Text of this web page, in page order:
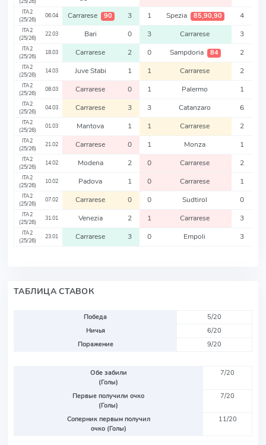
ITA2
(25/26)
06.04 Carrarese 90 3 1 Spezia 85,90,90 4
ITA2
(25/26)
22.03 Bari 0 3 Carrarese 3
ITA2
(25/26)
18.03 Carrarese 2 0 Sampdoria 84 2
ITA2
(25/26)
14.03 Juve Stabi 1 1 Carrarese 2
ITA2
(25/26)
08.03 Carrarese 0 1 Palermo 1
ITA2
(25/26)
04.03 Carrarese 3 3 Catanzaro 6
ITA2
(25/26)
01.03 Mantova 1 1 Carrarese 2
ITA2
(25/26)
21.02 Carrarese 0 1 Monza 1
ITA2
(25/26)
14.02 Modena 2 0 Carrarese 2
ITA2
(25/26)
10.02 Padova 1 0 Carrarese 1
ITA2
(25/26)
07.02 Carrarese 0 0 Sudtirol 0
ITA2
(25/26)
31.01 Venezia 2 1 Carrarese 3
ITA2
(25/26)
23.01 Carrarese 3 0 Empoli 3
ТАБЛИЦА СТАВОК
Победа
5/20
Ничья
6/20
Поражение
9/20
Обе забили
(Голы)
7/20
Первые получили очко
(Голы)
7/20
Соперник первым получил
очко (Голы)
11/20